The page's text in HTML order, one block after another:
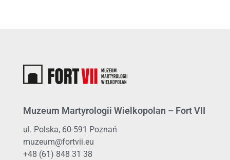
Muzeum Martyrologii Wielkopolan – Fort VII
ul. Polska, 60-591 Poznań
muzeum@fortvii.eu
+48 (61) 848 31 38